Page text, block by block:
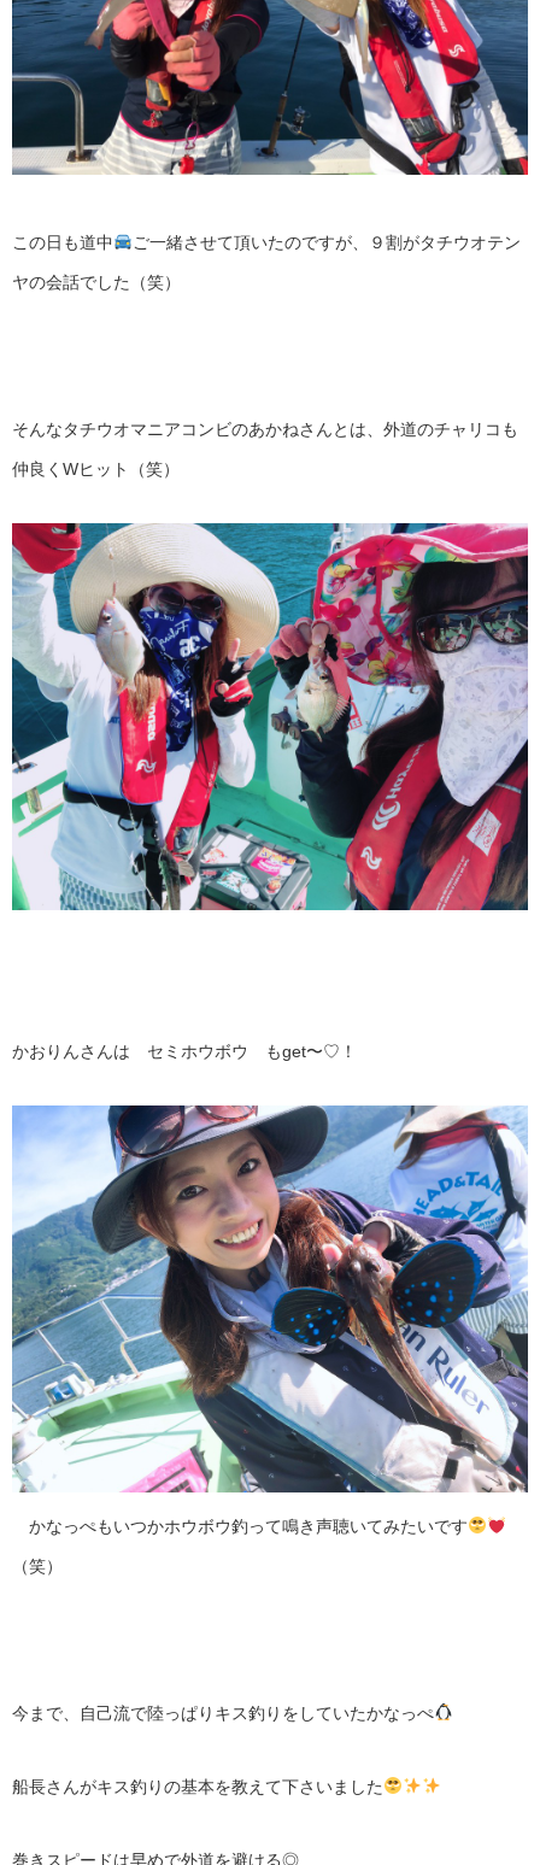
この日も道中 ご一緒させて頂いたのですが、９割がタチウオテン
ヤの会話でした（笑）
そんなタチウオマニアコンビのあかねさんとは、外道のチャリコも
仲良くWヒット（笑）
かおりんさんは セミホウボウ もget〜♡！
かなっぺもいつかホウボウ釣って鳴き声聴いてみたいです
（笑）
今まで、自己流で陸っぱりキス釣りをしていたかなっぺ
船長さんがキス釣りの基本を教えて下さいました
巻きスピードは早めで外道を避ける◎